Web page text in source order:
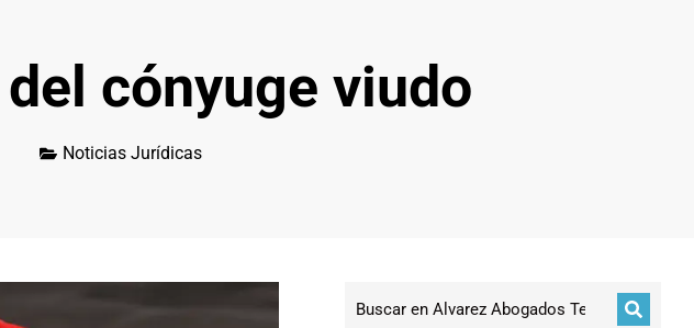
cónyuge viudo
Noticias Jurídicas